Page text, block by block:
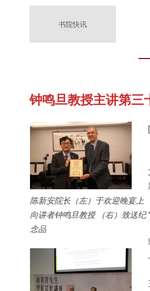
书院快讯
钟鸣旦教授主讲第三
陈新安院长（左）于欢迎晚宴上
向讲者钟鸣旦教授 （右）致送纪
念品